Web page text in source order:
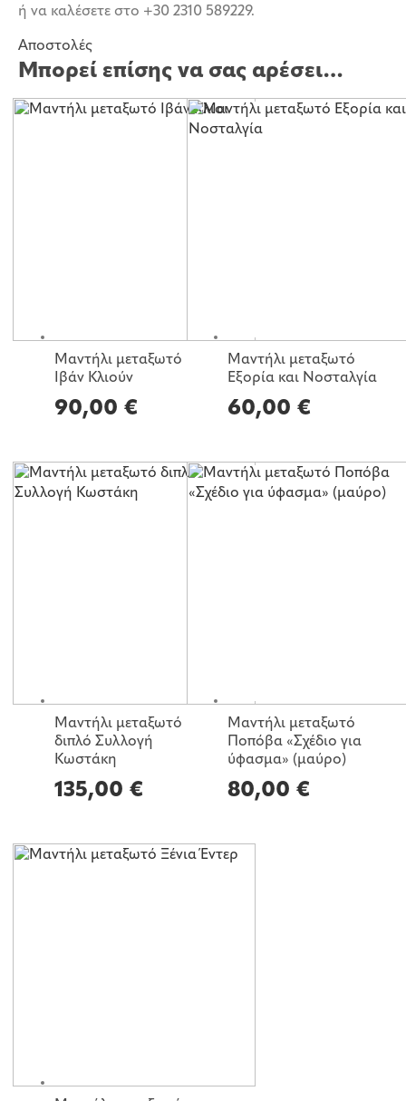
ή να καλέσετε στο +30 2310 589229.
Αποστολές
Μπορεί επίσης να σας αρέσει…
Μαντήλι μεταξωτό
Ιβάν Κλιούν
90,00 €
Μαντήλι μεταξωτό
Εξορία και Νοσταλγία
60,00 €
Μαντήλι μεταξωτό
διπλό Συλλογή
Κωστάκη
135,00 €
Μαντήλι μεταξωτό
Ποπόβα «Σχέδιο για
ύφασμα» (μαύρο)
80,00 €